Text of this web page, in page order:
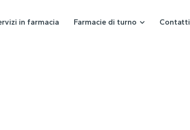
in farmacia Farmacie di turno Contatti